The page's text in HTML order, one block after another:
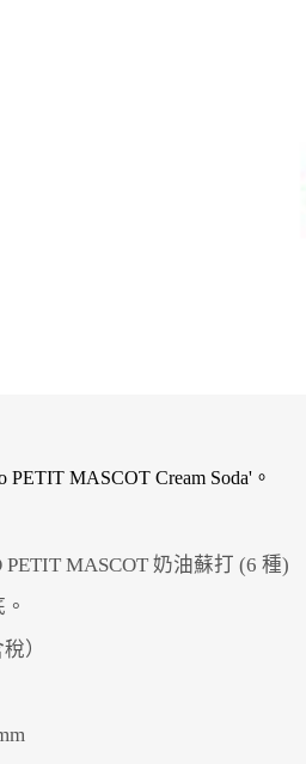
MASCOT 奶油蘇打 (6 種)
）